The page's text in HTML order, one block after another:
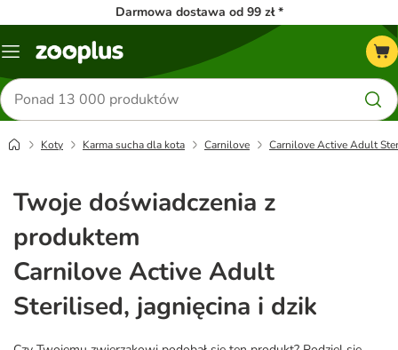
Darmowa dostawa od 99 zł *
Menu
Szukaj
produktów
Koty Karma sucha dla kota Carnilove Carnilove Active Adult
Twoje doświadczenia z
produktem
Carnilove Active Adult
Sterilised, jagnięcina i dzik